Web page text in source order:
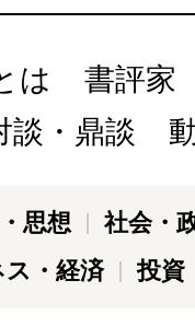
は
書評家
談・鼎談
思想
社会・
ス・経済 投資